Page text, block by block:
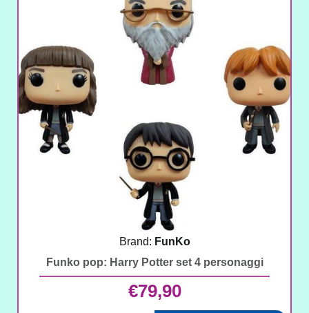
Brand: FunKo
Funko pop: Harry Potter set 4 personaggi
€79,90